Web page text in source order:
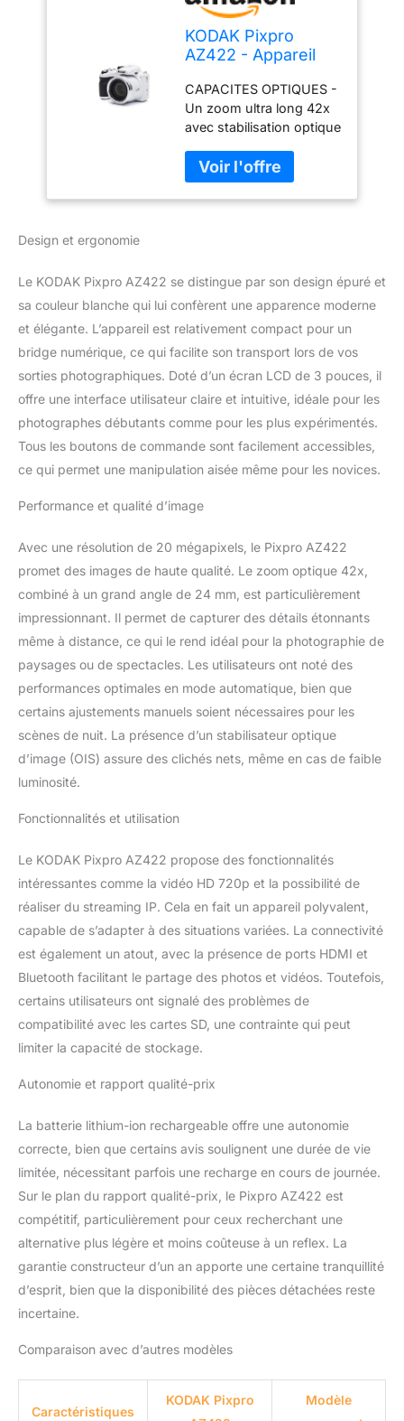
KODAK Pixpro
AZ422 - Appareil
Numérique 20 MP,
Zoom Optique 42X,
Grand Angle 24
mm, Video HD
720p, OIS, Flash
Intégré, Ecran LCD
3, Batterie Li-ION -
CAPACITES OPTIQUES -
Un zoom ultra long 42x
avec stabilisation optique
réaliser des gros plans,
des panoramas ou des
vidéos HD d'une clarté
photo KODAK AZ422,
simple d'utilisation, est
un cadeau idéal, parfait
pour capturer des
photos rétro classiques
lors de tout événement
et créer des souvenirs
carte SDHC Kodak 32GB
UHS-I U1 V10. AUTRES
FONCTIONNALITES -
d'autres fonctions tels
automatique, le suivi
d'objet, les fonctions de
post-montage et une
foule de paramètres
puissants mais
conviviaux rendent la
photographie facile,
AFFICHAGE - Le KODAK
PIXPRO AZ422 possède
un écran LCD 3 pouces
avec une capacité de
appareils mobiles grâce à
son port USB et sa
connectivité Wi-Fi.
Design et ergonomie
Le KODAK Pixpro AZ422 se distingue par son design épuré et
sa couleur blanche qui lui confèrent une apparence moderne
et élégante. L’appareil est relativement compact pour un
bridge numérique, ce qui facilite son transport lors de vos
sorties photographiques. Doté d’un écran LCD de 3 pouces, il
offre une interface utilisateur claire et intuitive, idéale pour les
photographes débutants comme pour les plus expérimentés.
Tous les boutons de commande sont facilement accessibles,
ce qui permet une manipulation aisée même pour les novices.
Performance et qualité d’image
Avec une résolution de 20 mégapixels, le Pixpro AZ422
promet des images de haute qualité. Le zoom optique 42x,
combiné à un grand angle de 24 mm, est particulièrement
impressionnant. Il permet de capturer des détails étonnants
même à distance, ce qui le rend idéal pour la photographie de
paysages ou de spectacles. Les utilisateurs ont noté des
performances optimales en mode automatique, bien que
certains ajustements manuels soient nécessaires pour les
scènes de nuit. La présence d’un stabilisateur optique
d’image (OIS) assure des clichés nets, même en cas de faible
luminosité.
Fonctionnalités et utilisation
Le KODAK Pixpro AZ422 propose des fonctionnalités
intéressantes comme la vidéo HD 720p et la possibilité de
réaliser du streaming IP. Cela en fait un appareil polyvalent,
capable de s’adapter à des situations variées. La connectivité
est également un atout, avec la présence de ports HDMI et
Bluetooth facilitant le partage des photos et vidéos. Toutefois,
certains utilisateurs ont signalé des problèmes de
compatibilité avec les cartes SD, une contrainte qui peut
limiter la capacité de stockage.
Autonomie et rapport qualité-prix
La batterie lithium-ion rechargeable offre une autonomie
correcte, bien que certains avis soulignent une durée de vie
limitée, nécessitant parfois une recharge en cours de journée.
Sur le plan du rapport qualité-prix, le Pixpro AZ422 est
compétitif, particulièrement pour ceux recherchant une
alternative plus légère et moins coûteuse à un reflex. La
garantie constructeur d’un an apporte une certaine tranquillité
d’esprit, bien que la disponibilité des pièces détachées reste
incertaine.
Comparaison avec d’autres modèles
Caractéristiques
KODAK Pixpro
Modèle